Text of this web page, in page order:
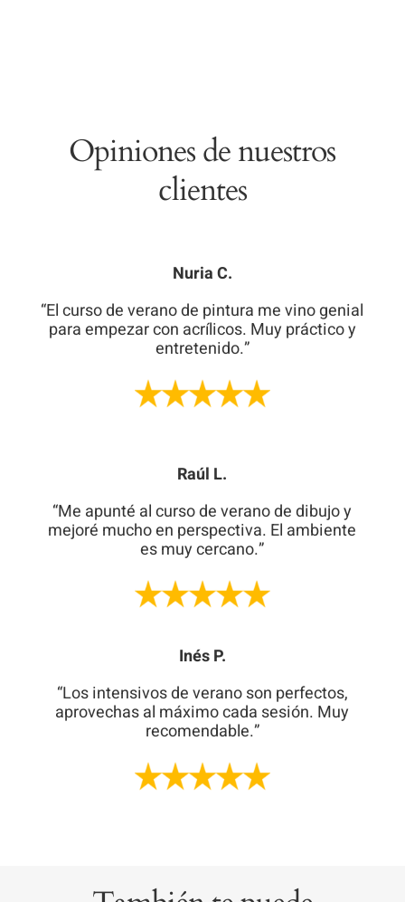
Opiniones de nuestros
clientes
Nuria C.
“El curso de verano de pintura me vino genial
para empezar con acrílicos. Muy práctico y
entretenido.”
Raúl L.
“Me apunté al curso de verano de dibujo y
mejoré mucho en perspectiva. El ambiente
es muy cercano.”
Inés P.
“Los intensivos de verano son perfectos,
aprovechas al máximo cada sesión. Muy
recomendable.”